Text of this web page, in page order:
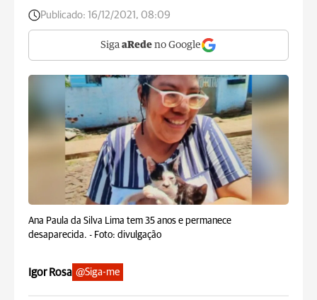
Publicado: 16/12/2021, 08:09
Siga aRede no Google
Ana Paula da Silva Lima tem 35 anos e permanece
desaparecida. - Foto: divulgação
Igor Rosa @Siga-me